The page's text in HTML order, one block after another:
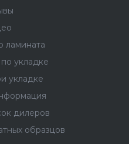
ламината
укладке
укладке
дилеров
образцов